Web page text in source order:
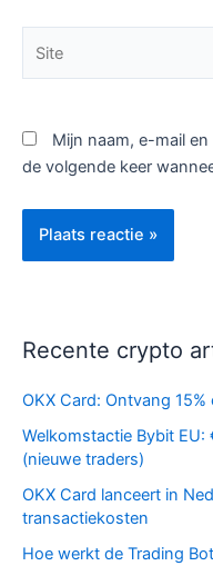
Mijn naam, e-mail
de volgende keer
Recente crypto
OKX Card: Ontvang
Welkomstactie Bybit
(nieuwe traders)
OKX Card lanceert in
transactiekosten
Hoe werkt de Trading